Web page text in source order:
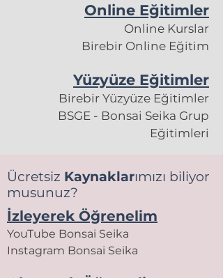
Online Eğitimler
Online Kurslar
Birebir Online Eğitim
Yüzyüze Eğitimler
Birebir Yüzyüze Eğitimler
BSGE - Bonsai Seika Grup
Eğitimleri
Ücretsiz Kaynaklarımızı biliyor
musunuz?
İzleyerek Öğrenelim
YouTube Bonsai Seika
Instagram Bonsai Seika